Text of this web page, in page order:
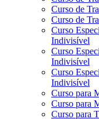
Curso de
Curso de
Curso
Indivisível
Curso
Indivisível
Curso
Indivisível
Curso para
Curso para
Curso para